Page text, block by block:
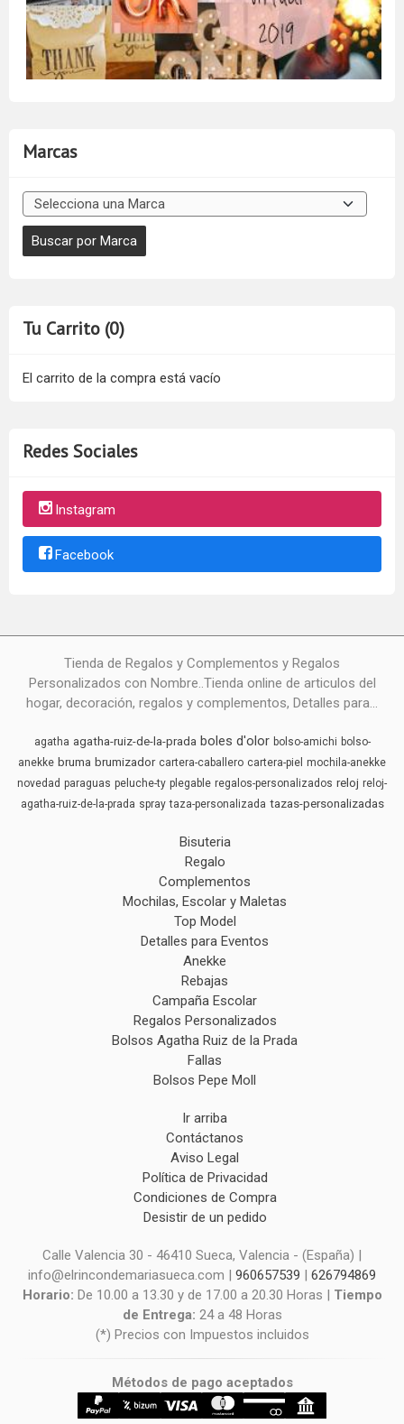
Marcas
Tu Carrito (0)
El carrito de la compra está vacío
Redes Sociales
Instagram
Facebook
Tienda de Regalos y Complementos y Regalos
Personalizados con Nombre..Tienda online de articulos del
hogar, decoración, regalos y complementos, Detalles para...
agatha agatha-ruiz-de-la-prada boles d'olor bolso-amichi bolso-
anekke bruma brumizador cartera-caballero cartera-piel mochila-anekke
novedad paraguas peluche-ty plegable regalos-personalizados reloj reloj-
agatha-ruiz-de-la-prada spray taza-personalizada tazas-personalizadas
Bisuteria
Regalo
Complementos
Mochilas, Escolar y Maletas
Top Model
Detalles para Eventos
Anekke
Rebajas
Campaña Escolar
Regalos Personalizados
Bolsos Agatha Ruiz de la Prada
Fallas
Bolsos Pepe Moll
Ir arriba
Contáctanos
Aviso Legal
Política de Privacidad
Condiciones de Compra
Desistir de un pedido
Calle Valencia 30 - 46410 Sueca, Valencia - (España) |
info@elrincondemariasueca.com | 960657539 | 626794869
Horario: De 10.00 a 13.30 y de 17.00 a 20.30 Horas | Tiempo
de Entrega: 24 a 48 Horas
(*) Precios con Impuestos incluidos
Métodos de pago aceptados